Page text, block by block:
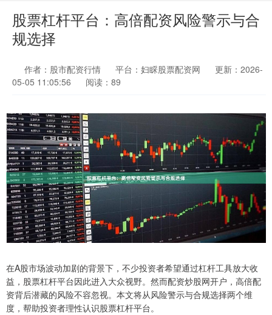
股票杠杆平台：高倍配资风险警示与合
规选择
作者：股市配资行情 平台：妇睬股票配资网
更新：2026-
05-05 11:05:56
阅读：89
在A股市场波动加剧的背景下，不少投资者希望通过杠杆工具放大收
益，股票杠杆平台因此进入大众视野。然而配资炒股网开户，高倍配
资背后潜藏的风险不容忽视。本文将从风险警示与合规选择两个维
度，帮助投资者理性认识股票杠杆平台。